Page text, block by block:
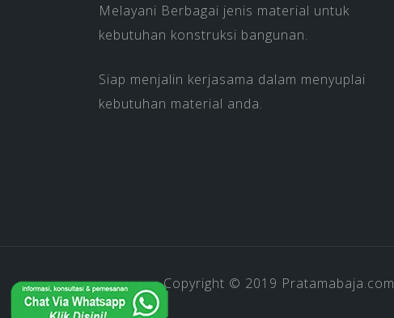
Melayani Berbagai jenis material untuk
kebutuhan konstruksi bangunan.
Siap menjalin kerjasama dalam menyuplai
kebutuhan material anda.
Copyright © 2019 Pratamabaja.com